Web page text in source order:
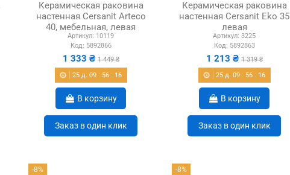
Керамическая раковина
настенная Cersanit Arteco
40, мебельная, левая
Артикул: 10119
Код: 5892866
1 333 ₴1 449 ₴
25 д. 09 : 56 : 15
В корзину
Заказ в один клик
Керамическая раковина
настенная Cersanit Еko 35
левая
Артикул: 3225
Код: 5892863
1 213 ₴ 1 319 ₴
25 д. 09 : 56 : 15
В корзину
Заказ в один клик
-8% -8%